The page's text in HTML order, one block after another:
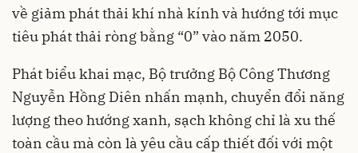
về giảm phát thải khí nhà kính và hướng tới mục
tiêu phát thải ròng bằng “0” vào năm 2050.
Phát biểu khai mạc, Bộ trưởng Bộ Công Thương
Nguyễn Hồng Diên nhấn mạnh, chuyển đổi năng
lượng theo hướng xanh, sạch không chỉ là xu thế
toàn cầu mà còn là yêu cầu cấp thiết đối với một